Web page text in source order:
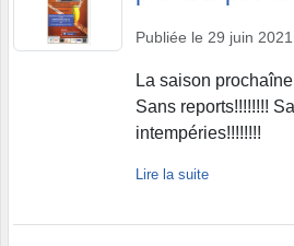
Publiée le 29 juin 2021
La saison
Sans reports!!!!!!!!
intempéries!!!!!!!!
Lire la suite